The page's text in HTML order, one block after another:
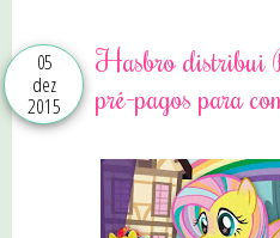
05
dez
2015
Hasbro distribui
pré-pagos para